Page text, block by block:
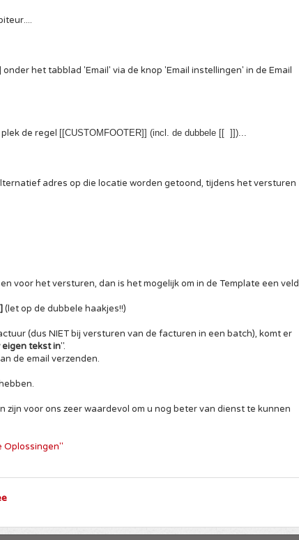
het tabblad 'Email' via de knop 'Email instellingen' in de Email
de regel [[CUSTOMFOOTER]] (incl. de dubbele [[ ]])...
adres op die locatie worden getoond, tijdens het versturen
voor het versturen, dan is het mogelijk om in de Template een veld
(let op de dubbele haakjes!!)
(dus NIET bij versturen van de facturen in een batch), komt er
eigen tekst in".
de email verzenden.
voor ons zeer waardevol om u nog beter van dienst te kunnen
Oplossingen"